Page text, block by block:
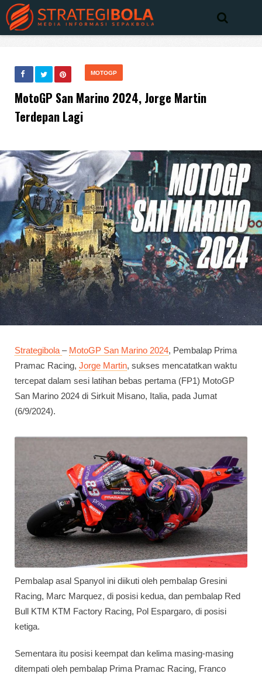
MOTOGP
MotoGP San Marino 2024, Jorge Martin
Terdepan Lagi
Strategibola – MotoGP San Marino 2024, Pembalap Prima
Pramac Racing, Jorge Martin, sukses mencatatkan waktu
tercepat dalam sesi latihan bebas pertama (FP1) MotoGP
San Marino 2024 di Sirkuit Misano, Italia, pada Jumat
(6/9/2024).
Pembalap asal Spanyol ini diikuti oleh pembalap Gresini
Racing, Marc Marquez, di posisi kedua, dan pembalap Red
Bull KTM KTM Factory Racing, Pol Espargaro, di posisi
ketiga.
Sementara itu posisi keempat dan kelima masing-masing
ditempati oleh pembalap Prima Pramac Racing, Franco